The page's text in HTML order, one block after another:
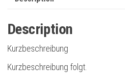
Description
Kurzbeschreibung
Kurzbeschreibung folgt.